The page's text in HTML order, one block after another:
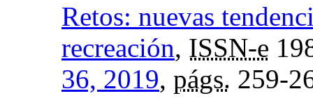
Retos: nuevas
recreación, ISSN-e
36, 2019, págs. 259-